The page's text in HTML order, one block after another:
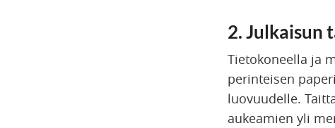
2. Julkaisun
Tietokoneella ja
perinteisen
luovuudelle.
aukeamien yli